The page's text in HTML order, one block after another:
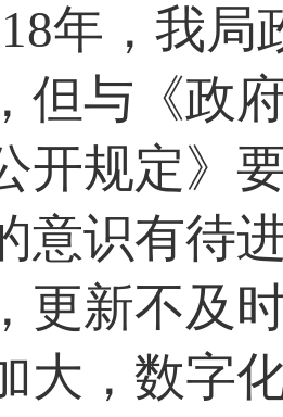
年，我局
但与《政
开规定》
意识有待
更新不及
大，数字